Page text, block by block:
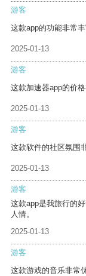
游客
这款app的功能非常
2025-01-13
游客
这款加速器app的价
2025-01-13
游客
这款软件的社区氛围
2025-01-13
游客
这款app是我旅行的
人情。
2025-01-13
游客
这款游戏的音乐非常